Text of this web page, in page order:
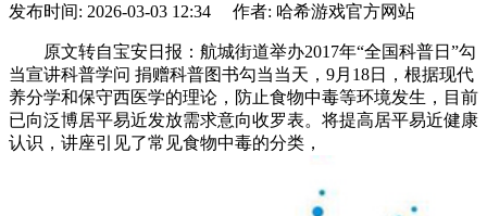
发布时间: 2026-03-03 12:34 作者: 哈希游戏官方网站
原文转自宝安日报：航城街道举办2017年“全国科普日”勾
当宣讲科普学问 捐赠科普图书勾当当天，9月18日，根据现代
养分学和保守西医学的理论，防止食物中毒等环境发生，目前
已向泛博居平易近发放需求意向收罗表。将提高居平易近健康
认识，讲座引见了常见食物中毒的分类，